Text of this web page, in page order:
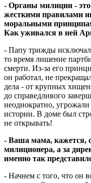
- Органы милиции - это
жесткими правилами
моральными
Как уживался в ней
- Папу трижды
то время лишение
смерти. Из-за его
он работал, не
дела - от крупных
до справедливого
неоднократно,
истории. В доме был
не открывать!
- Ваша мама, кажется,
милиционера, а за
именно так
- Начнем с того, что он